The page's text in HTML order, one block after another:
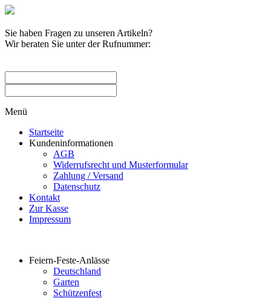
Sie haben Fragen zu unseren Artikeln?
Wir beraten Sie unter der Rufnummer:
Menü
Startseite
Kundeninformationen
AGB
Widerrufsrecht und Musterformular
Zahlung / Versand
Datenschutz
Kontakt
Zur Kasse
Impressum
Feiern-Feste-Anlässe
Deutschland
Garten
Schützenfest